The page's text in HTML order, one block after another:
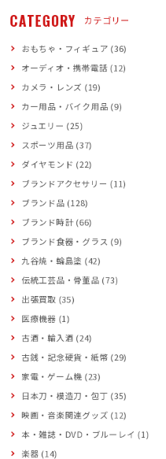
CATEGORY カテゴリー
おもちゃ・フィギュア (36)
オーディオ・携帯電話 (12)
カメラ・レンズ (19)
カー用品・バイク用品 (9)
ジュエリー (25)
スポーツ用品 (37)
ダイヤモンド (22)
ブランドアクセサリー (11)
ブランド品 (128)
ブランド時計 (66)
ブランド食器・グラス (9)
九谷焼・輪島塗 (42)
伝統工芸品・骨董品 (73)
出張買取 (35)
医療機器 (1)
古酒・輸入酒 (24)
古銭・記念硬貨・紙幣 (29)
家電・ゲーム機 (23)
日本刀・模造刀・包丁 (35)
映画・音楽関連グッズ (12)
本・雑誌・DVD・ブルーレイ (1)
楽器 (14)